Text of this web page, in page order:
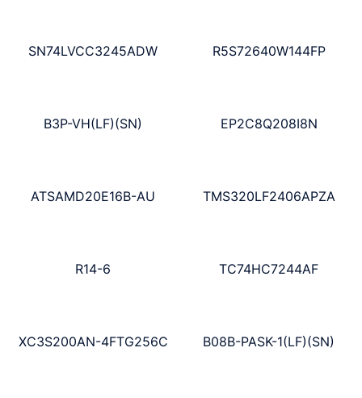
SN74LVCC3245ADW R5S72640W144FP
B3P-VH(LF)(SN) EP2C8Q208I8N
ATSAMD20E16B-AU TMS320LF2406APZA
R14-6 TC74HC7244AF
XC3S200AN-4FTG256C B08B-PASK-1(LF)(SN)